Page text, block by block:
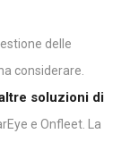
delle
considerare.
soluzioni di
e Onfleet. La